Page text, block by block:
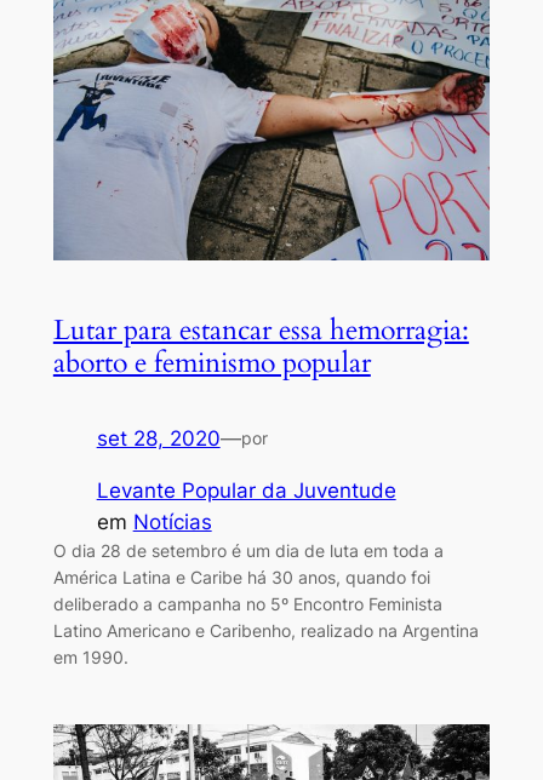
Lutar para estancar essa hemorragia:
aborto e feminismo popular
set 28, 2020—por
Levante Popular da Juventude
em Notícias
O dia 28 de setembro é um dia de luta em toda a
América Latina e Caribe há 30 anos, quando foi
deliberado a campanha no 5º Encontro Feminista
Latino Americano e Caribenho, realizado na Argentina
em 1990.